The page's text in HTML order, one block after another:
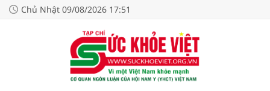
Chủ Nhật 09/08/2026 17:51